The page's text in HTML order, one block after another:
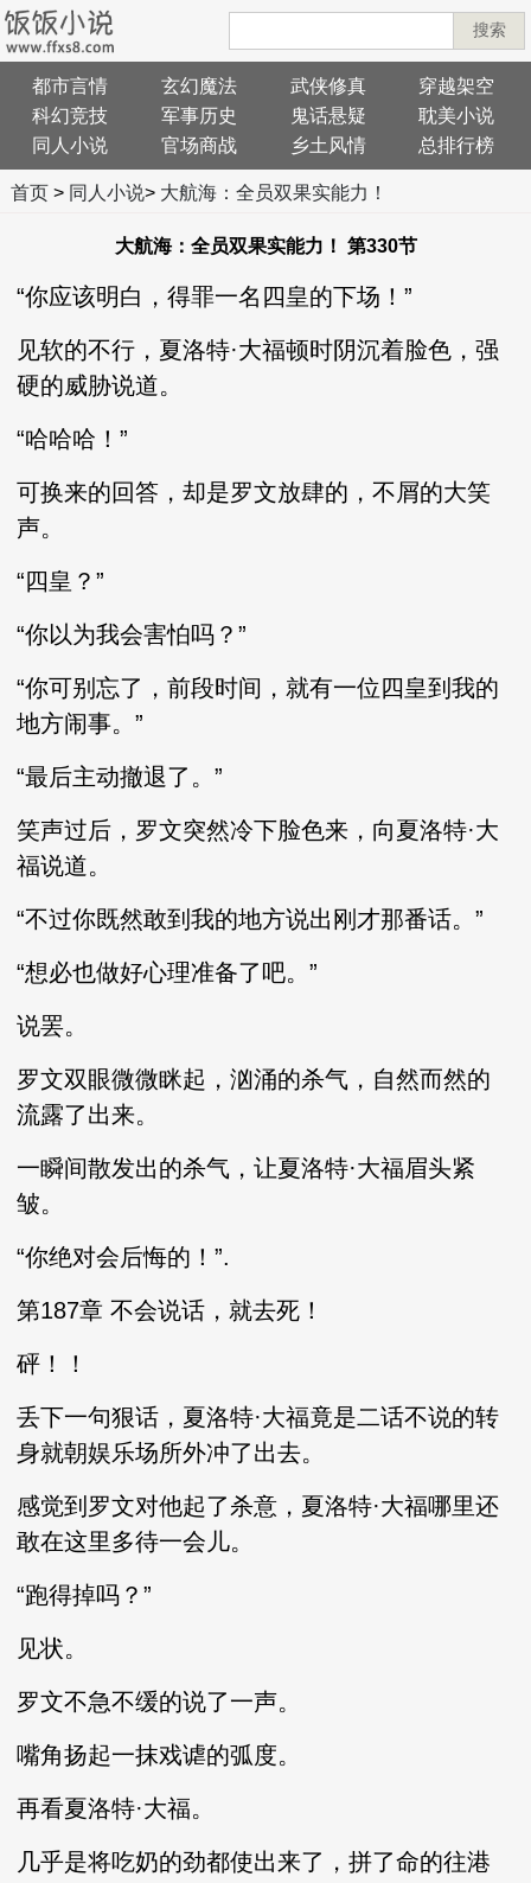
搜索
都市言情 玄幻魔法 武侠修真
穿越架空
科幻竞技
军事历史 鬼话悬疑
耽美小说
同人小说
官场商战 乡土风情 总排行榜
首页> 同人小说> 大航海：全员双果实能力！
大航海：全员双果实能力！ 第330节
“你应该明白，得罪一名四皇的下场！”
见软的不行，夏洛特·大福顿时阴沉着脸色，强
硬的威胁说道。
“哈哈哈！”
可换来的回答，却是罗文放肆的，不屑的大笑
声。
“四皇？”
“你以为我会害怕吗？”
“你可别忘了，前段时间，就有一位四皇到我的
地方闹事。”
“最后主动撤退了。”
笑声过后，罗文突然冷下脸色来，向夏洛特·大
福说道。
“不过你既然敢到我的地方说出刚才那番话。”
“想必也做好心理准备了吧。”
说罢。
罗文双眼微微眯起，汹涌的杀气，自然而然的
流露了出来。
一瞬间散发出的杀气，让夏洛特·大福眉头紧
皱。
“你绝对会后悔的！”.
第187章 不会说话，就去死！
砰！！
丢下一句狠话，夏洛特·大福竟是二话不说的转
身就朝娱乐场所外冲了出去。
感觉到罗文对他起了杀意，夏洛特·大福哪里还
敢在这里多待一会儿。
“跑得掉吗？”
见状。
罗文不急不缓的说了一声。
嘴角扬起一抹戏谑的弧度。
再看夏洛特·大福。
几乎是将吃奶的劲都使出来了，拼了命的往港